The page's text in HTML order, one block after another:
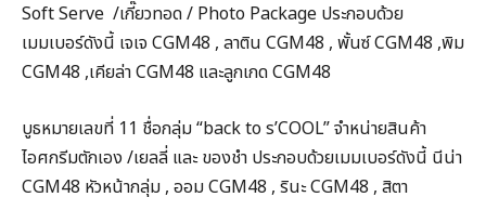
Soft Serve /เกี๊ยวทอด / Photo Package ประกอบด้วย
เมมเบอร์ดังนี้ เจเจ CGM48 , ลาติน CGM48 , พั้นซ์ CGM48 ,พิม
CGM48 ,เคียล่า CGM48 และลูกเกด CGM48
บูธหมายเลขที่ 11 ชื่อกลุ่ม “back to s’COOL” จำหน่ายสินค้า
ไอศกรีมตักเอง /เยลลี่ และ ของชำ ประกอบด้วยเมมเบอร์ดังนี้ นีน่า
CGM48 หัวหน้ากลุ่ม , ออม CGM48 , รินะ CGM48 , สิตา